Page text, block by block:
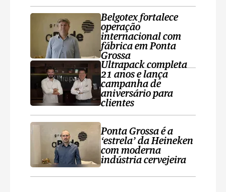
Belgotex fortalece
operação
internacional com
fábrica em Ponta
Grossa
Ultrapack completa
21 anos e lança
campanha de
aniversário para
clientes
Ponta Grossa é a
‘estrela’ da Heineken
com moderna
indústria cervejeira